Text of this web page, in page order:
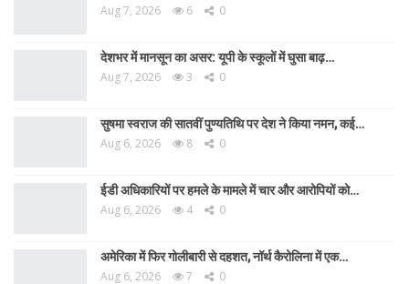
Aug 7, 2026 6 0
देशभर में मानसून का असर: यूपी के स्कूलों में घुसा बाढ़…
Aug 7, 2026 3 0
सुषमा स्वराज की सातवीं पुण्यतिथि पर देश ने किया नमन, कई…
Aug 6, 2026 8 0
ईडी अधिकारियों पर हमले के मामले में चार और आरोपियों को…
Aug 6, 2026 4 0
अमेरिका में फिर गोलीबारी से दहशत, नॉर्थ कैरोलिना में एक…
Aug 6, 2026 7 0